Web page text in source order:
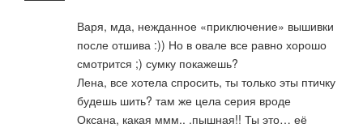
Варя, мда, нежданное «приключение» вышивки
после отшива :)) Но в овале все равно хорошо
смотрится ;) сумку покажешь?
Лена, все хотела спросить, ты только эты птичку
будешь шить? там же цела серия вроде
Оксана, какая ммм.. .пышная!! Ты это… её